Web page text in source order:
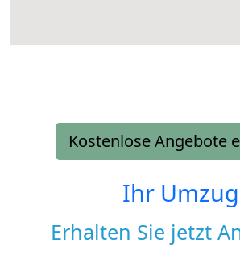
Kostenlose Angebote
Ihr Umzug
Erhalten Sie jetzt